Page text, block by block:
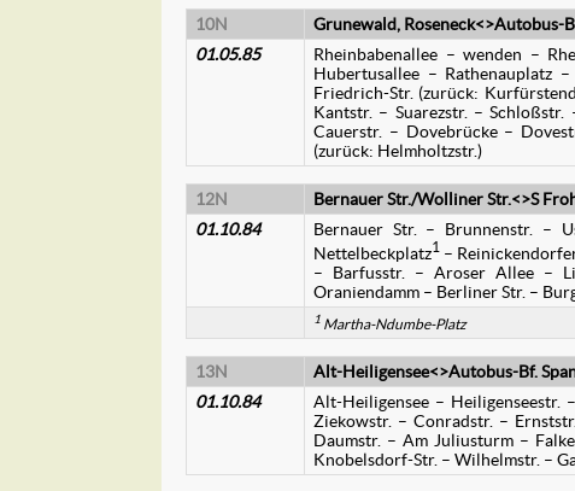
10N
Grunewald, Roseneck<>Autobus-
01.05.85
Rheinbabenallee – wenden –
Hubertusallee – Rathenauplatz
Friedrich-Str. (zurück:
Kantstr. – Suarezstr. –
Cauerstr. – Dovebrücke –
(zurück: Helmholtzstr.)
12N
Bernauer Str./Wolliner Str.<>S
01.10.84
Bernauer Str. – Brunnenstr. –
Nettelbeckplatz1 –
– Barfusstr. – Aroser Allee –
Oraniendamm – Berliner Str. –
1 Martha-Ndumbe-Platz
13N
Alt-Heiligensee<>Autobus-Bf.
01.10.84
Alt-Heiligensee –
Ziekowstr. – Conradstr. –
Daumstr. – Am Juliusturm –
Knobelsdorf-Str. – Wilhelmstr. –